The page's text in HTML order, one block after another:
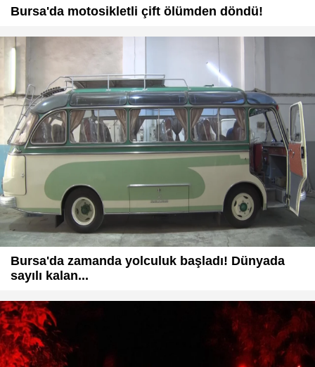
Bursa'da motosikletli çift ölümden döndü!
Bursa'da zamanda yolculuk başladı! Dünyada
sayılı kalan...